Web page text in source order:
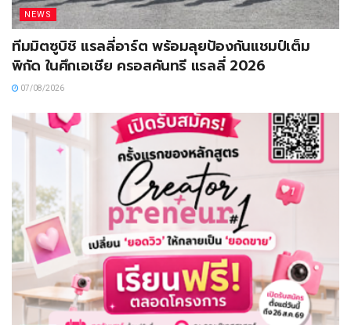
NEWS
ทีมมิตซูบิชิ แรลลี่อาร์ต พร้อมลุยป้องกันแชมป์เต็ม
พิกัด ในศึกเอเชีย ครอสคันทรี แรลลี่ 2026
07/08/2026